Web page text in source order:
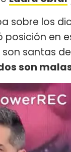
sobre los
posición en
santas
son